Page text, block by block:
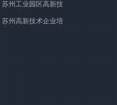
苏州工业园区高新技
术企业申报
苏州高新技术企业培
育入库